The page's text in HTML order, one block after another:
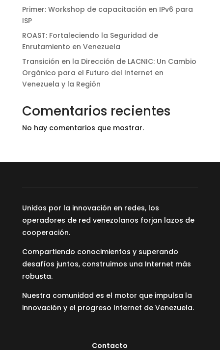
Primer: Workshop de capacitación en IPv6 para
ISP
ROAST: Fortaleciendo la Seguridad de
Enrutamiento en Venezuela
Transición en la Dirección de LACNIC: Un Cambio
Orgánico para el Futuro del Internet en
Venezuela y la Región
Comentarios recientes
No hay comentarios que mostrar.
Unidos por la innovación en redes, los
operadores de red venezolanos forjan lazos de
cooperación.
Compartiendo conocimientos y superando
desafíos juntos, construimos una Internet más
robusta.
Nuestra comunidad es el motor que impulsa la
innovación y el progreso Internet de Venezuela.
Contacto